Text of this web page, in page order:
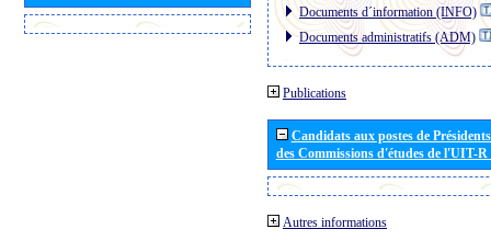
Documents d´information (INFO)
Documents administratifs (ADM)
Publications
Candidats aux postes de
des Commissions d'études de l'UIT-
Autres informations